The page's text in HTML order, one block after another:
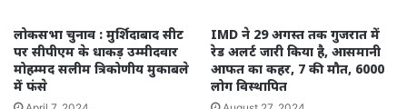
लोकसभा चुनाव : मुर्शिदाबाद सीट
पर सीपीएम के धाकड़ उम्मीदवार
मोहम्मद सलीम त्रिकोणीय मुकाबले
में फंसे
IMD ने 29 अगस्त तक गुजरात में
रेड अलर्ट जारी किया है, आसमानी
आफत का कहर, 7 की मौत, 6000
लोग विस्थापित